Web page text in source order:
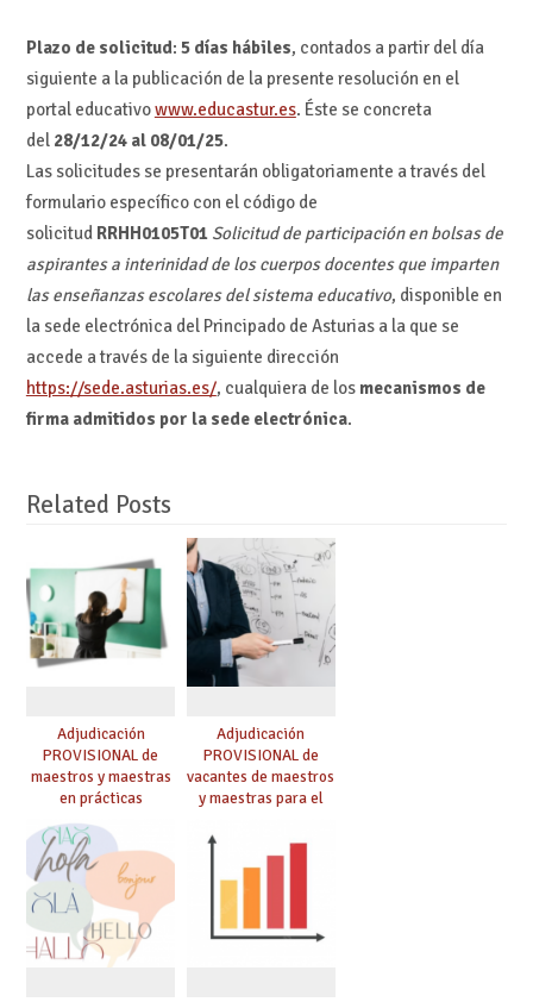
Plazo de solicitud: 5 días hábiles, contados a partir del día
siguiente a la publicación de la presente resolución en el
portal educativowww.educastur.es. Éste se concreta
del 28/12/24 al 08/01/25.
Las solicitudes se presentarán obligatoriamente a través del
formulario específico con el código de
solicitud RRHH0105T01 Solicitud de participación en bolsas de
aspirantes a interinidad de los cuerpos docentes que imparten
las enseñanzas escolares del sistema educativo, disponible en
la sede electrónica del Principado de Asturias a la que se
accede a través de la siguiente dirección
https://sede.asturias.es/, cualquiera de los mecanismos de
firma admitidos por la sede electrónica.
Related Posts
Adjudicación
PROVISIONAL de
maestros y maestras
en prácticas
Adjudicación
PROVISIONAL de
vacantes de maestros
y maestras para el